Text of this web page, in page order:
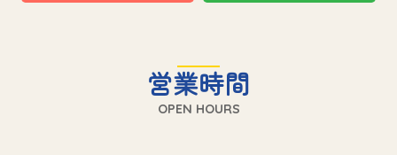
営業時間
OPEN HOURS